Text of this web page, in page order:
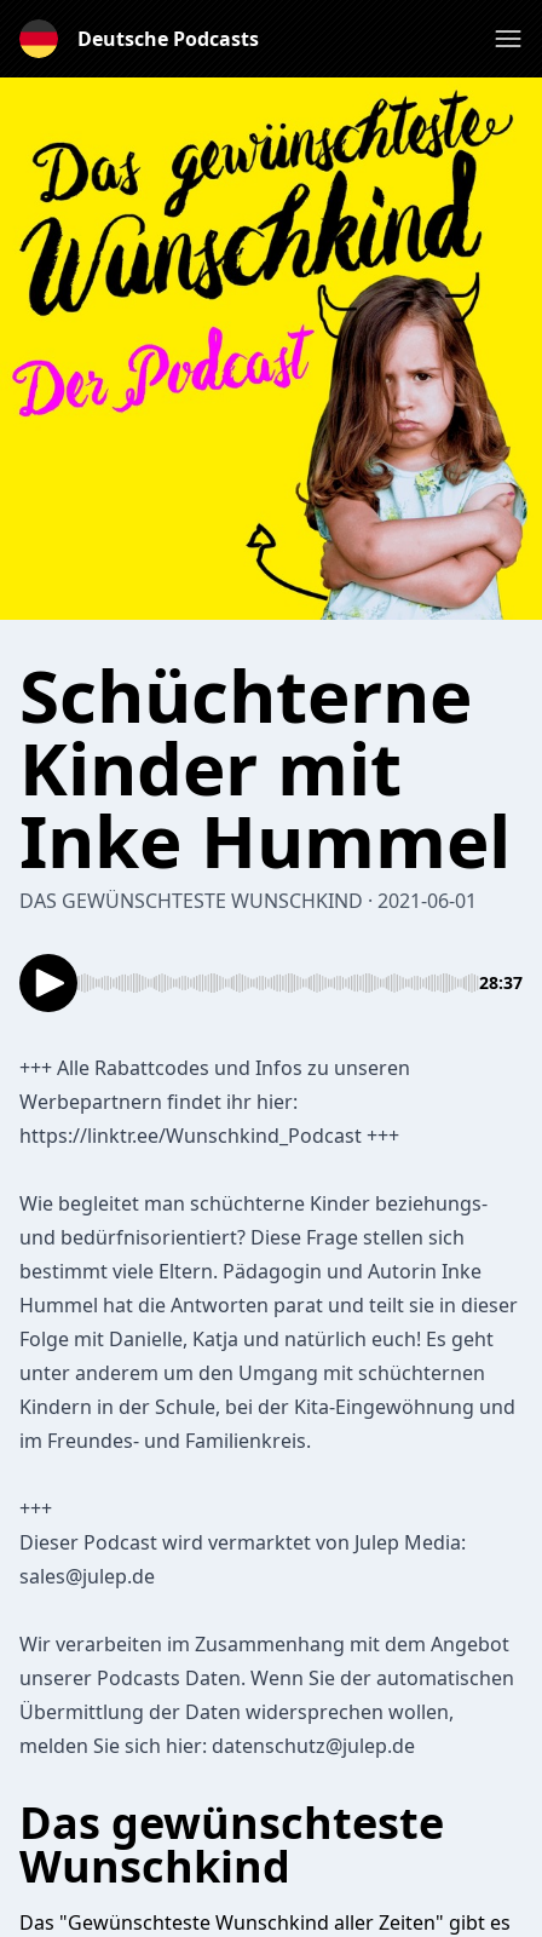
Deutsche Podcasts
Schüchterne
Kinder mit
Inke Hummel
DAS GEWÜNSCHTESTE WUNSCHKIND · 2021-06-01
28:37
+++ Alle Rabattcodes und Infos zu unseren
Werbepartnern findet ihr hier:
https://linktr.ee/Wunschkind_Podcast +++
Wie begleitet man schüchterne Kinder beziehungs-
und bedürfnisorientiert? Diese Frage stellen sich
bestimmt viele Eltern. Pädagogin und Autorin Inke
Hummel hat die Antworten parat und teilt sie in dieser
Folge mit Danielle, Katja und natürlich euch! Es geht
unter anderem um den Umgang mit schüchternen
Kindern in der Schule, bei der Kita-Eingewöhnung und
im Freundes- und Familienkreis.
+++
Dieser Podcast wird vermarktet von Julep Media:
sales@julep.de
Wir verarbeiten im Zusammenhang mit dem Angebot
unserer Podcasts Daten. Wenn Sie der automatischen
Übermittlung der Daten widersprechen wollen,
melden Sie sich hier: datenschutz@julep.de
Das gewünschteste
Wunschkind
Das "Gewünschteste Wunschkind aller Zeiten" gibt es